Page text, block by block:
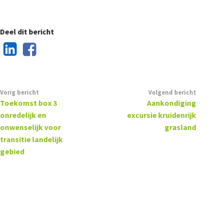
Deel dit bericht
Vorig bericht
Toekomst box 3
onredelijk en
onwenselijk voor
transitie landelijk
gebied
Volgend bericht
Aankondiging
excursie kruidenrijk
grasland